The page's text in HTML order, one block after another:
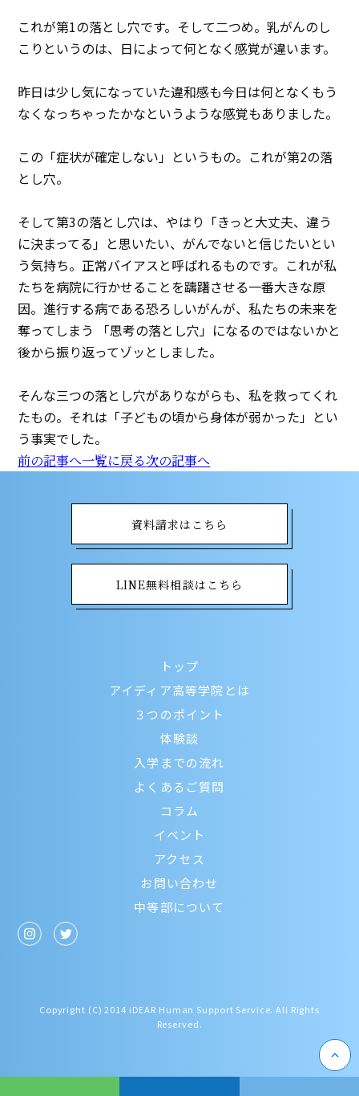
これが第1の落とし穴です。そして二つめ。乳がんのし
こりというのは、日によって何となく感覚が違います。
昨日は少し気になっていた違和感も今日は何となくもう
なくなっちゃったかなというような感覚もありました。
この「症状が確定しない」というもの。これが第2の落
とし穴。
そして第3の落とし穴は、やはり「きっと大丈夫、違う
に決まってる」と思いたい、がんでないと信じたいとい
う気持ち。正常バイアスと呼ばれるものです。これが私
たちを病院に行かせることを躊躇させる一番大きな原
因。進行する病である恐ろしいがんが、私たちの未来を
奪ってしまう 「思考の落とし穴」になるのではないかと
後から振り返ってゾッとしました。
そんな三つの落とし穴がありながらも、私を救ってくれ
たもの。それは「子どもの頃から身体が弱かった」とい
う事実でした。
前の記事へ一覧に戻る次の記事へ
資料請求はこちら
LINE無料相談はこちら
トップ
アイディア高等学院とは
３つのポイント
体験談
入学までの流れ
よくあるご質問
コラム
イベント
アクセス
お問い合わせ
中等部について
Copyright (C) 2014 iDEAR Human Support Service. All Rights
Reserved.